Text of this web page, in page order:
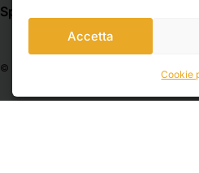
Accetta
Cookie
Colori per vetro
Engobbi
Spedizioni
© 2026 Belle Arti Corbara, IT03736520408